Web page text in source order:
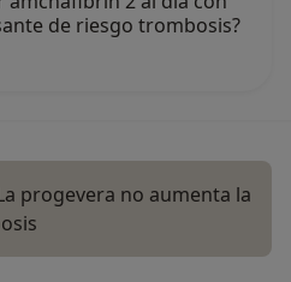
de riesgo trombosis?
progevera no aumenta la